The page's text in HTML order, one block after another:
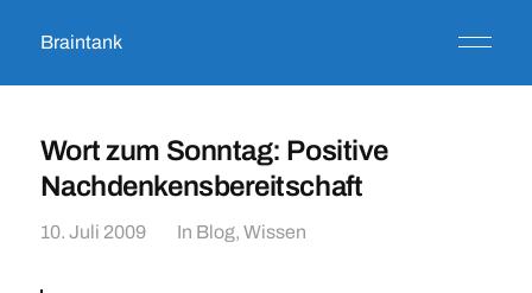
Braintank
Wort zum Sonntag: Positive
Nachdenkensbereitschaft
10. Juli 2009 In Blog, Wissen